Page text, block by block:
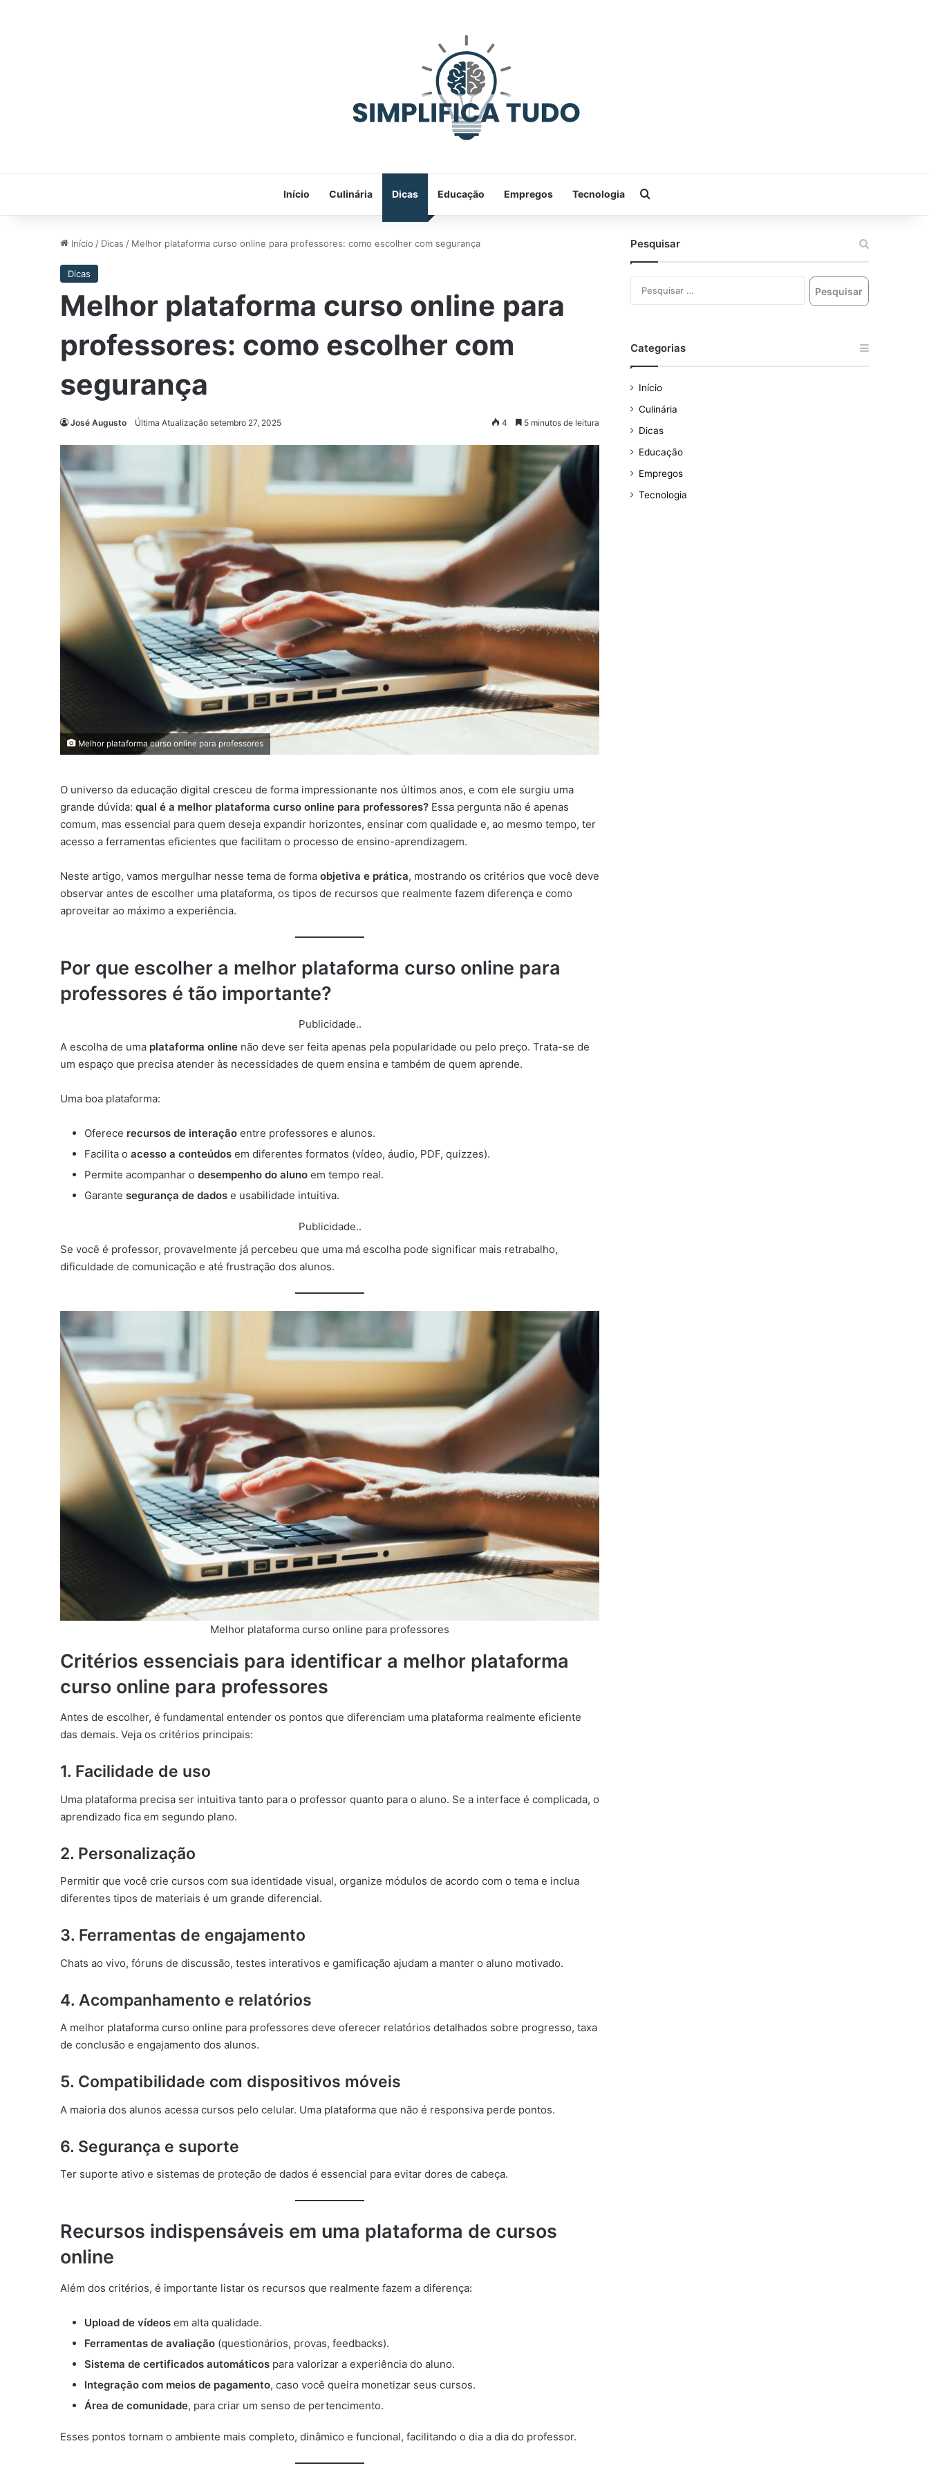
Início Culinária Dicas Educação Empregos Tecnologia
Início / Dicas / Melhor plataforma curso online para professores: como escolher com segurança
Dicas
Melhor plataforma curso online para
professores: como escolher com
segurança
José Augusto Última Atualização setembro 27, 2025 4 5 minutos de leitura
Melhor plataforma curso online para professores
O universo da educação digital cresceu de forma impressionante nos últimos anos, e com ele surgiu uma
grande dúvida: qual é a melhor plataforma curso online para professores? Essa pergunta não é apenas
comum, mas essencial para quem deseja expandir horizontes, ensinar com qualidade e, ao mesmo tempo, ter
acesso a ferramentas eficientes que facilitam o processo de ensino-aprendizagem.
Neste artigo, vamos mergulhar nesse tema de forma objetiva e prática, mostrando os critérios que você deve
observar antes de escolher uma plataforma, os tipos de recursos que realmente fazem diferença e como
aproveitar ao máximo a experiência.
Por que escolher a melhor plataforma curso online para
professores é tão importante?
Publicidade..
A escolha de uma plataforma online não deve ser feita apenas pela popularidade ou pelo preço. Trata-se de
um espaço que precisa atender às necessidades de quem ensina e também de quem aprende.
Uma boa plataforma:
Oferece recursos de interação entre professores e alunos.
Facilita o acesso a conteúdos em diferentes formatos (vídeo, áudio, PDF, quizzes).
Permite acompanhar o desempenho do aluno em tempo real.
Garante segurança de dados e usabilidade intuitiva.
Publicidade..
Se você é professor, provavelmente já percebeu que uma má escolha pode significar mais retrabalho,
dificuldade de comunicação e até frustração dos alunos.
Melhor plataforma curso online para professores
Critérios essenciais para identificar a melhor plataforma
curso online para professores
Antes de escolher, é fundamental entender os pontos que diferenciam uma plataforma realmente eficiente
das demais. Veja os critérios principais:
1. Facilidade de uso
Uma plataforma precisa ser intuitiva tanto para o professor quanto para o aluno. Se a interface é complicada, o
aprendizado fica em segundo plano.
2. Personalização
Permitir que você crie cursos com sua identidade visual, organize módulos de acordo com o tema e inclua
diferentes tipos de materiais é um grande diferencial.
3. Ferramentas de engajamento
Chats ao vivo, fóruns de discussão, testes interativos e gamificação ajudam a manter o aluno motivado.
4. Acompanhamento e relatórios
A melhor plataforma curso online para professores deve oferecer relatórios detalhados sobre progresso, taxa
de conclusão e engajamento dos alunos.
5. Compatibilidade com dispositivos móveis
A maioria dos alunos acessa cursos pelo celular. Uma plataforma que não é responsiva perde pontos.
6. Segurança e suporte
Ter suporte ativo e sistemas de proteção de dados é essencial para evitar dores de cabeça.
Recursos indispensáveis em uma plataforma de cursos
online
Além dos critérios, é importante listar os recursos que realmente fazem a diferença:
Upload de vídeos em alta qualidade.
Ferramentas de avaliação (questionários, provas, feedbacks).
Sistema de certificados automáticos para valorizar a experiência do aluno.
Integração com meios de pagamento, caso você queira monetizar seus cursos.
Área de comunidade, para criar um senso de pertencimento.
Esses pontos tornam o ambiente mais completo, dinâmico e funcional, facilitando o dia a dia do professor.
Pesquisar
Categorias
Início
Culinária
Dicas
Educação
Empregos
Tecnologia